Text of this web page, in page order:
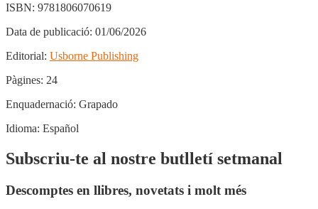
ISBN: 9781806070619
Data de publicació: 01/06/2026
Editorial: Usborne Publishing
Pàgines: 24
Enquadernació: Grapado
Idioma: Español
Subscriu-te al nostre butlletí setmanal
Descomptes en llibres, novetats i molt més